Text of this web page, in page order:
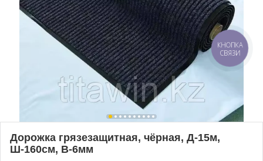
Дорожка грязезащитная, чёрная, Д-15м,
Ш-160см, В-6мм
КНОПКА
СВЯЗИ